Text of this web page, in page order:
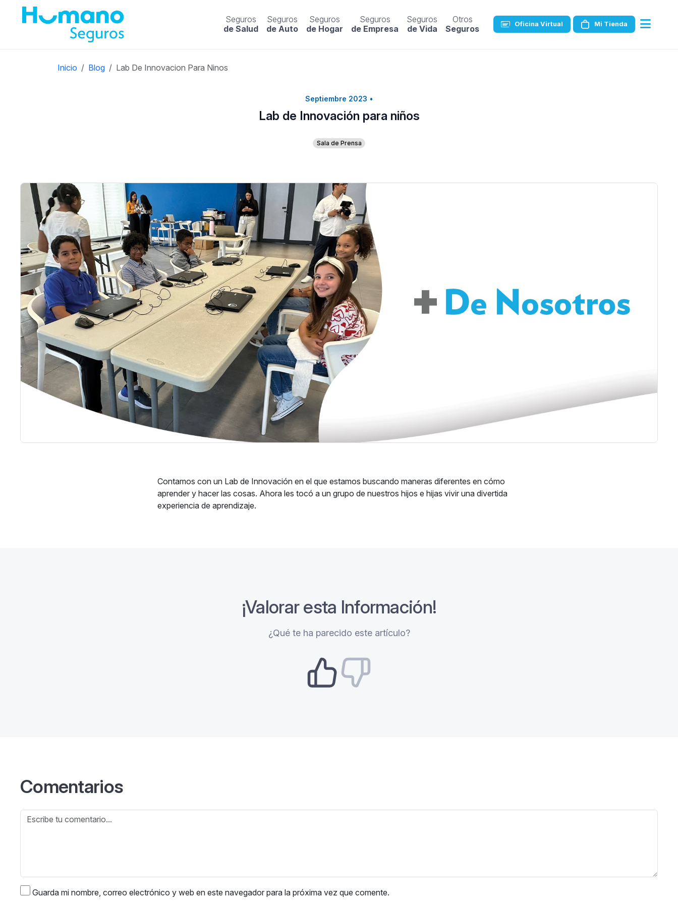
Seguros
de Salud
Seguros
de Auto
Seguros
de Hogar
Seguros
de Empresa
Seguros
de Vida
Otros
Seguros
Oficina Virtual Mi Tienda
Inicio Blog Lab De Innovacion Para Ninos
Septiembre 2023 •
Lab de Innovación para niños
Sala de Prensa
Contamos con un Lab de Innovación en el que estamos buscando maneras diferentes en cómo
aprender y hacer las cosas. Ahora les tocó a un grupo de nuestros hijos e hijas vivir una divertida
experiencia de aprendizaje.
¡Valorar esta Información!
¿Qué te ha parecido este artículo?
Comentarios
Guarda mi nombre, correo electrónico y web en este navegador para la próxima vez que comente.